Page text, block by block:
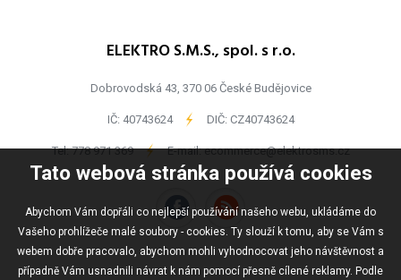
Tato webová stránka používá cookies
Abychom Vám dopřáli co nejlepší používání našeho webu, ukládáme do
Vašeho prohlížeče malé soubory - cookies. Ty slouží k tomu, aby se Vám s
webem dobře pracovalo, abychom mohli vyhodnocovat jeho návštěvnost a
případně Vám usnadnili návrat k nám pomocí přesně cílené reklamy. Podle
ELEKTRO S.M.S., spol. s r.o.
Dobrovodská 43, 370 06 České Budějovice
IČ: 40743624 - DIČ: CZ40743624
Tel:778 971 369 - E-mail:ecommerce@elektrosms.cz